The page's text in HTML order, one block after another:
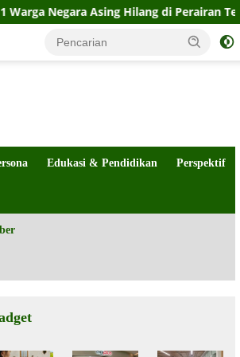
Asing Hilang di Perairan Teluk Tomini
Edukasi & Pendidikan Perspektif